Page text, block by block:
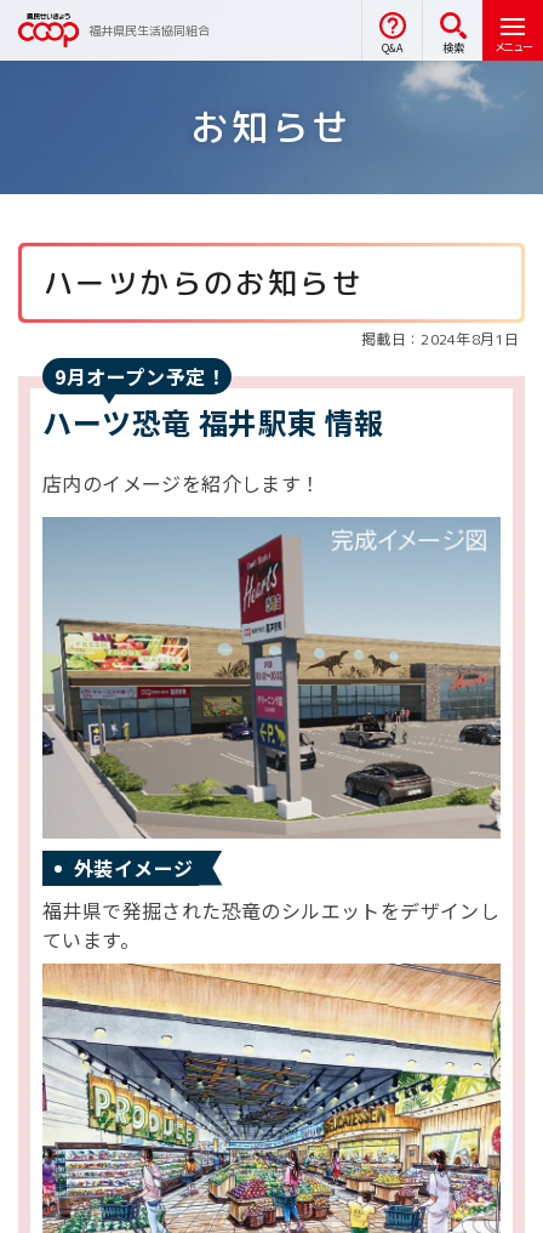
福井県民生活協同組合
Q&A 検索 メニュー
お知らせ
ハーツからのお知らせ
掲載日：2024年8月1日
9月オープン予定！
ハーツ恐竜 福井駅東 情報
店内のイメージを紹介します！
外装イメージ
福井県で発掘された恐竜のシルエットをデザインし
ています。